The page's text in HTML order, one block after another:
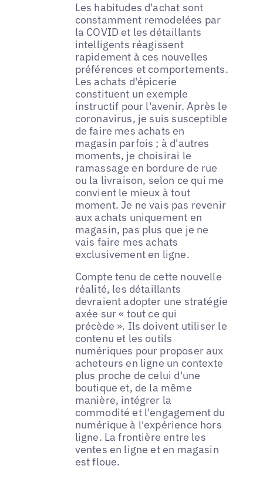
Les habitudes d'achat sont
constamment remodelées par
la COVID et les détaillants
intelligents réagissent
rapidement à ces nouvelles
préférences et comportements.
Les achats d'épicerie
constituent un exemple
instructif pour l'avenir. Après le
coronavirus, je suis susceptible
de faire mes achats en
magasin parfois ; à d'autres
moments, je choisirai le
ramassage en bordure de rue
ou la livraison, selon ce qui me
convient le mieux à tout
moment. Je ne vais pas revenir
aux achats uniquement en
magasin, pas plus que je ne
vais faire mes achats
exclusivement en ligne.
Compte tenu de cette nouvelle
réalité, les détaillants
devraient adopter une stratégie
axée sur « tout ce qui
précède ». Ils doivent utiliser le
contenu et les outils
numériques pour proposer aux
acheteurs en ligne un contexte
plus proche de celui d'une
boutique et, de la même
manière, intégrer la
commodité et l'engagement du
numérique à l'expérience hors
ligne. La frontière entre les
ventes en ligne et en magasin
est floue.